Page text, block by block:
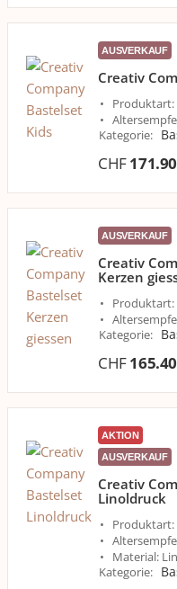
AUSVERKAUF
Creativ
Produktart:
Kategorie:
CHF171.90
AUSVERKAUF
Creativ
Kerzen
Produktart:
Kategorie:
CHF165.40
AKTION
AUSVERKAUF
Creativ
Linoldruck
Produktart:
Material:
Kategorie: